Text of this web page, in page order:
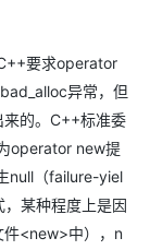
要求operator
异常，但
的。C++标准委
operator new提
null（failure-yiel
某种程度上是因
件<new>中），n